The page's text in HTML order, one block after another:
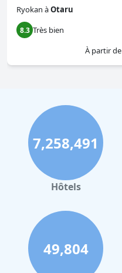
Ryokan àOtaru
8.3 Très bien
À partir de
7,258,491
Hôtels
49,804